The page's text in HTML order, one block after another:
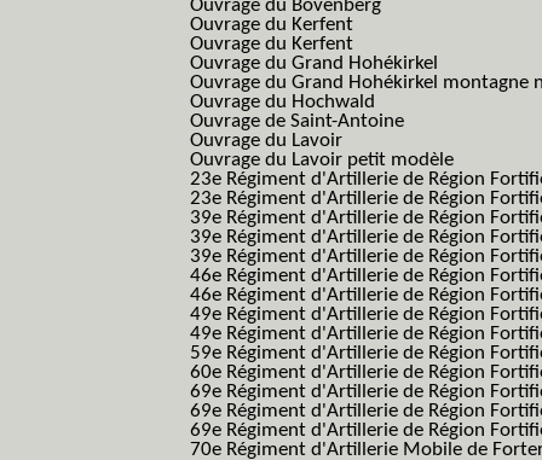
Ouvrage du Bovenberg
Ouvrage du Kerfent
Ouvrage du Kerfent
Ouvrage du Grand Hohékirkel
Ouvrage du Grand Hohékirkel montagne
Ouvrage du Hochwald
Ouvrage de Saint-Antoine
Ouvrage du Lavoir
Ouvrage du Lavoir petit modèle
23e Régiment d'Artillerie de Région
23e Régiment d'Artillerie de Région
39e Régiment d'Artillerie de Région
39e Régiment d'Artillerie de Région
39e Régiment d'Artillerie de Région
46e Régiment d'Artillerie de Région
46e Régiment d'Artillerie de Région
49e Régiment d'Artillerie de Région
49e Régiment d'Artillerie de Région
59e Régiment d'Artillerie de Région
60e Régiment d'Artillerie de Région
69e Régiment d'Artillerie de Région
69e Régiment d'Artillerie de Région
69e Régiment d'Artillerie de Région
70e Régiment d'Artillerie Mobile de